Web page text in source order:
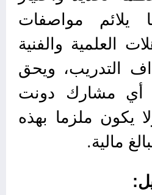
يلائم مواصفات
العلمية والفنية
التدريب، ويحق
أي مشارك دونت
يكون ملزما بهذه
مالية.